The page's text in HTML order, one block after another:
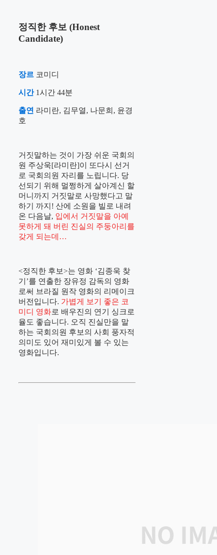
정직한 후보 (Honest
Candidate)
장르 코미디
시간1시간 44분
출연 라미란, 김무열, 나문희, 윤경
호
거짓말하는 것이 가장 쉬운 국회의
원 주상욱[라미란]이 또다시 선거
로 국회의원 자리를 노립니다. 당
선되기 위해 멀쩡하게 살아계신 할
머니까지 거짓말로 사망했다고 말
하기 까지! 산에 소원을 빌로 내려
온 다음날, 입에서 거짓말을 아예
못하게 돼 버린 진실의 주둥아리를
갖게 되는데…
<정직한 후보>는 영화 ‘김종욱 찾
기’를 연출한 장유정 감독의 영화
로써 브라질 원작 영화의 리메이크
버전입니다. 가볍게 보기 좋은 코
미디 영화로 배우진의 연기 싱크로
율도 좋습니다. 오직 진실만을 말
하는 국회의원 후보의 사회 풍자적
의미도 있어 재미있게 볼 수 있는
영화입니다.